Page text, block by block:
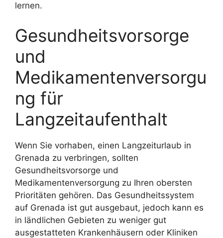
lernen.
Gesundheitsvorsorge
und
Medikamentenversorgu
ng für
Langzeitaufenthalt
Wenn Sie vorhaben, einen Langzeiturlaub in
Grenada zu verbringen, sollten
Gesundheitsvorsorge und
Medikamentenversorgung zu Ihren obersten
Prioritäten gehören. Das Gesundheitssystem
auf Grenada ist gut ausgebaut, jedoch kann es
in ländlichen Gebieten zu weniger gut
ausgestatteten Krankenhäusern oder Kliniken